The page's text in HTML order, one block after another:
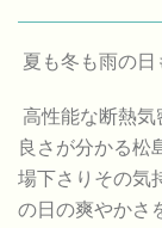
夏も冬も雨の日
高性能な断熱
良さが分かる松
場下さりその気
の日の爽やかさ